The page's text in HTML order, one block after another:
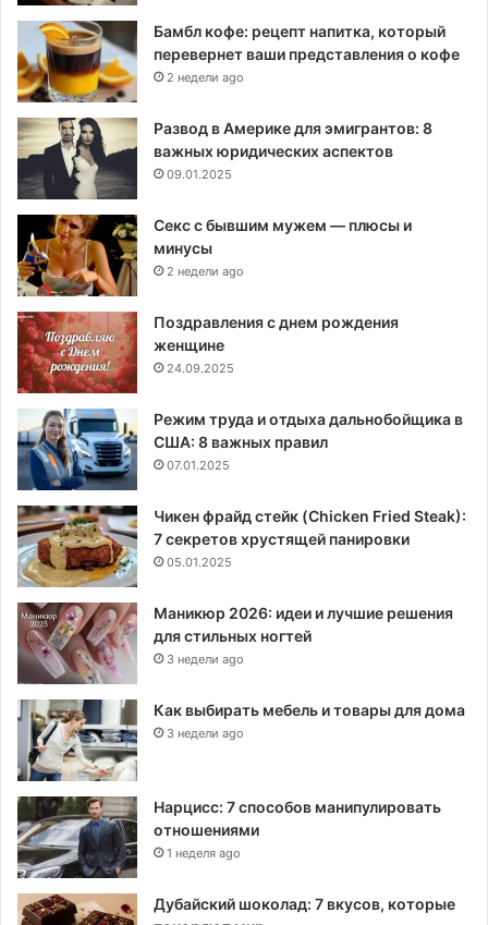
Бамбл кофе: рецепт напитка, который
перевернет ваши представления о кофе
2 недели ago
Развод в Америке для эмигрантов: 8
важных юридических аспектов
09.01.2025
Секс с бывшим мужем — плюсы и
минусы
2 недели ago
Поздравления с днем рождения
женщине
24.09.2025
Режим труда и отдыха дальнобойщика в
США: 8 важных правил
07.01.2025
Чикен фрайд стейк (Chicken Fried Steak):
7 секретов хрустящей панировки
05.01.2025
Маникюр 2026: идеи и лучшие решения
для стильных ногтей
3 недели ago
Как выбирать мебель и товары для дома
3 недели ago
Нарцисс: 7 способов манипулировать
отношениями
1 неделя ago
Дубайский шоколад: 7 вкусов, которые